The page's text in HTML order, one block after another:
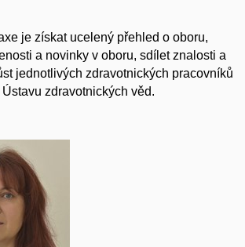
je získat ucelený přehled o oboru,
a novinky v oboru, sdílet znalosti a
jednotlivých zdravotnických pracovníků
zdravotnických věd.